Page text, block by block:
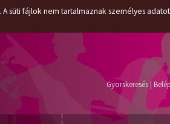
süti fájlok nem tartalmaznak személyes
Gyorskeresés|